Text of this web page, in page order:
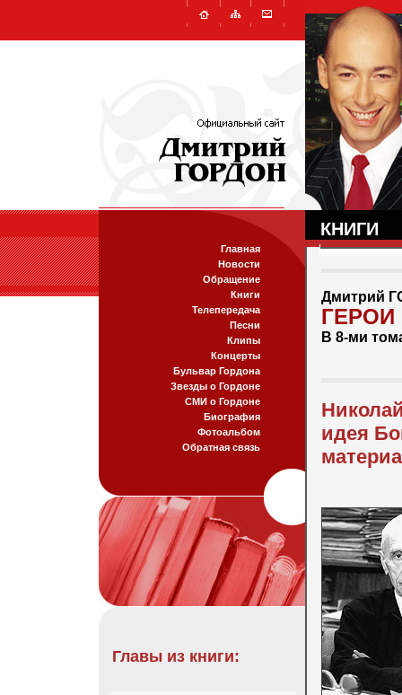
Главная
Новости
Обращение
Книги
Телепередача
Песни
Клипы
Концерты
Бульвар Гордона
Звезды о Гордоне
СМИ о Гордоне
Биография
Фотоальбом
Обратная связь
Главы из книги:
КНИГИ
Дмитрий
В 8-ми
идея